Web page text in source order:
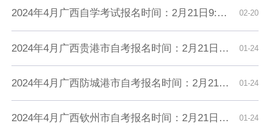
02-20
2024年4月广西自学考试报名时间：2月21日9:00至3月1日18:00
01-24
2024年4月广西贵港市自考报名时间：2月21日9:00至3月1日18:00
01-24
2024年4月广西防城港市自考报名时间：2月21日9:00至3月1日18:00
01-24
2024年4月广西钦州市自考报名时间：2月21日9:00至3月1日18:00